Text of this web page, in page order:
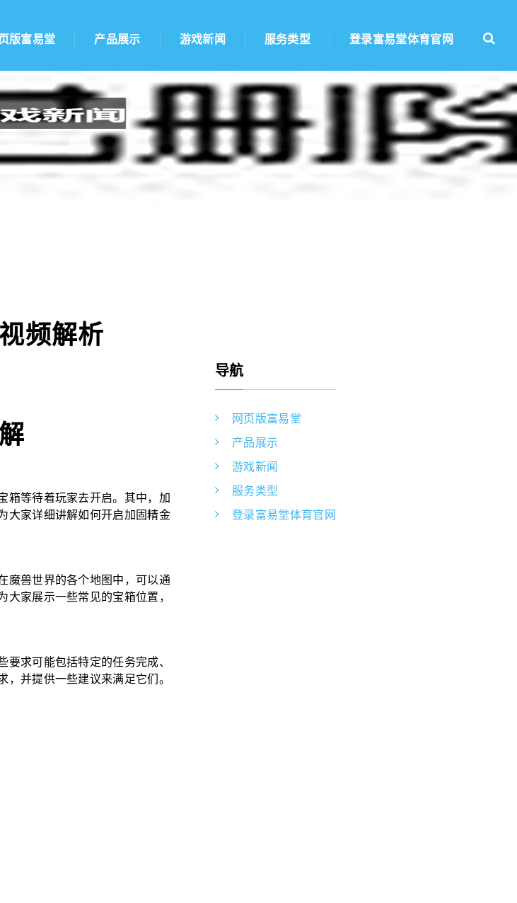
版富易堂 产品展示 游戏新闻 服务类型 登录富易堂体育官网
频解析
箱等待着玩家去开启。其中，加
大家详细讲解如何开启加固精金
魔兽世界的各个地图中，可以通
家展示一些常见的宝箱位置，
求可能包括特定的任务完成、
并提供一些建议来满足它们。
导航
网页版富易堂
产品展示
游戏新闻
服务类型
登录富易堂体育官网